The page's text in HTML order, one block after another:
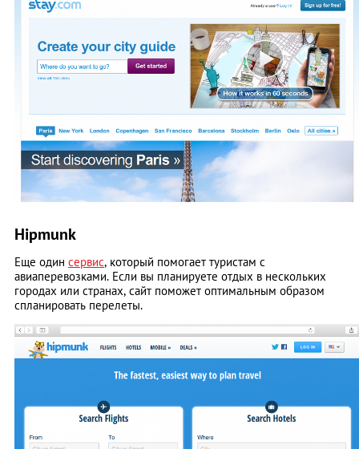
Hipmunk
Еще один сервис, который помогает туристам с
авиаперевозками. Если вы планируете отдых в нескольких
городах или странах, сайт поможет оптимальным образом
спланировать перелеты.